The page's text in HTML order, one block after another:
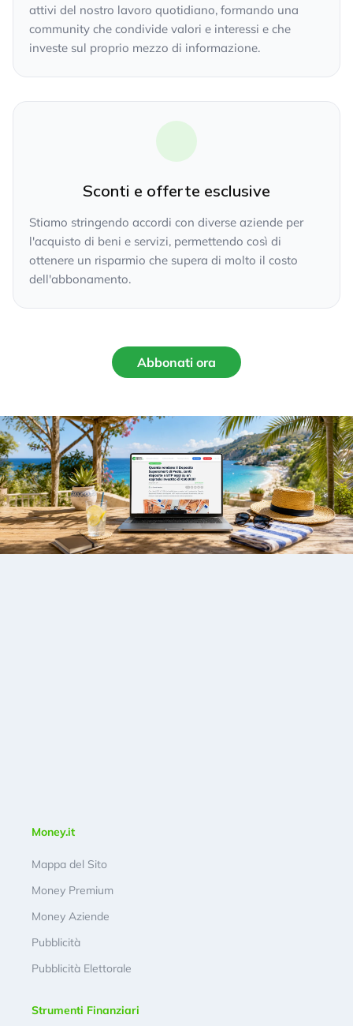
attivi del nostro lavoro quotidiano, formando una
community che condivide valori e interessi e che
investe sul proprio mezzo di informazione.
Sconti e offerte esclusive
Stiamo stringendo accordi con diverse aziende per
l'acquisto di beni e servizi, permettendo così di
ottenere un risparmio che supera di molto il costo
dell'abbonamento.
Abbonati ora
Money.it
Mappa del Sito
Money Premium
Money Aziende
Pubblicità
Pubblicità Elettorale
Strumenti Finanziari